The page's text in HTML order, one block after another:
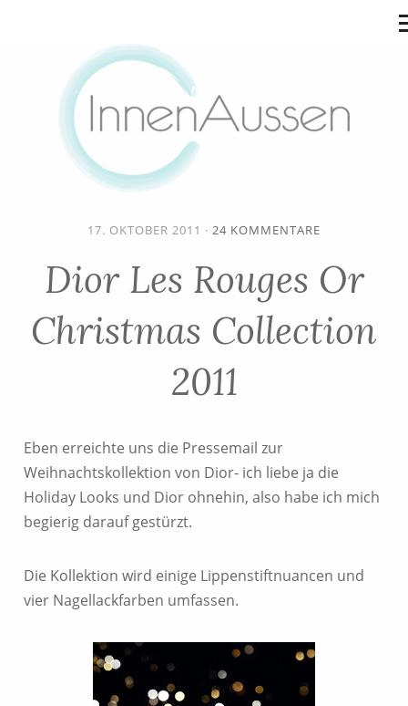
17. OKTOBER 2011 · 24 KOMMENTARE
Dior Les Rouges Or
Christmas Collection
2011
Eben erreichte uns die Pressemail zur
Weihnachtskollektion von Dior- ich liebe ja die
Holiday Looks und Dior ohnehin, also habe ich mich
begierig darauf gestürzt.
Die Kollektion wird einige Lippenstiftnuancen und
vier Nagellackfarben umfassen.